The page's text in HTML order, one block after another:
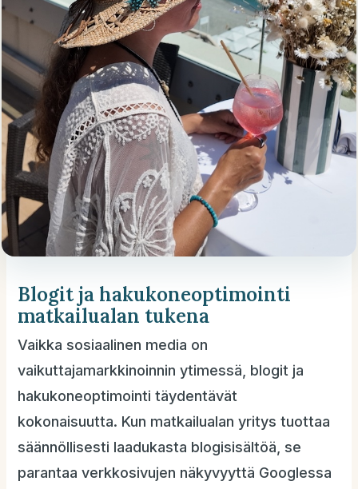
Blogit ja hakukoneoptimointi
matkailualan tukena
Vaikka sosiaalinen media on
vaikuttajamarkkinoinnin ytimessä, blogit ja
hakukoneoptimointi täydentävät
kokonaisuutta. Kun matkailualan yritys tuottaa
säännöllisesti laadukasta blogisisältöä, se
parantaa verkkosivujen näkyvyyttä Googlessa